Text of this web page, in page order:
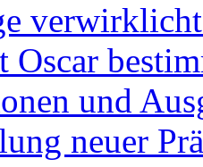
Oscar
und
neuer